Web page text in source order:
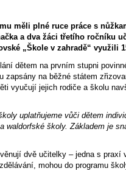
měli plné ruce práce s
a dva žáci třetího ročníku
„Škole v zahradě“
dětem na prvním stupni
zapsány na běžné státem
vyučují jejich rodiče a školu
uplatňujeme vůči dětem
waldorfské školy. Základem je
dvě učitelky – jedna s
mohou do programu